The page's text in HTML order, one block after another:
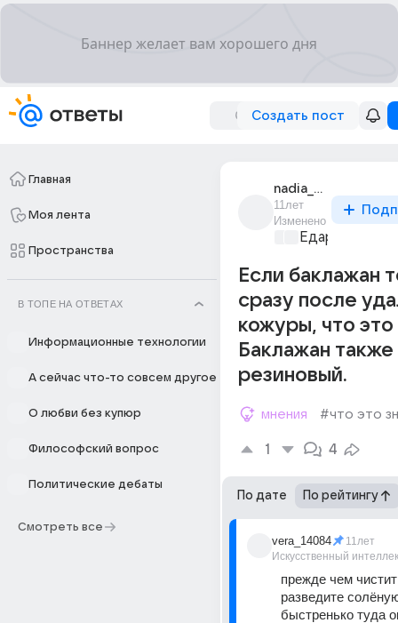
Создать пост
Главная
Моя лента
Пространства
В ТОПЕ НА ОТВЕТАХ
Информационные технологии
А сейчас что-то совсем другое
О любви без купюр
Философский вопрос
Политические дебаты
Смотреть все
nadia_kucheva_5
11лет
Изменено
Едариум
Если баклажан
сразу после
кожуры, что это
Баклажан
резиновый.
мнения #что это
1 4
По дате По рейтингу
vera_14084
Искусственный
11лет
прежде чем
разведите
быстренько туда